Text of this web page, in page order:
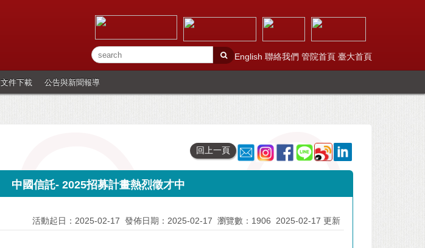
English 聯絡我們 管院首頁 臺大首頁
文件下載 公告與新聞報導
回上一頁
中國信託- 2025招募計畫熱烈徵才中
活動起日：2025-02-17 發佈日期：2025-02-17 瀏覽數：1906 2025-02-17 更新